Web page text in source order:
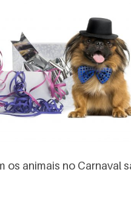
os animais no Carnaval